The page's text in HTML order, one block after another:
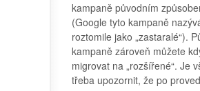
kampaně původním
(Google tyto kampaně
roztomile jako „zastaralé“).
kampaně zároveň můžete
migrovat na „rozšířené“. Je
třeba upozornit, že po